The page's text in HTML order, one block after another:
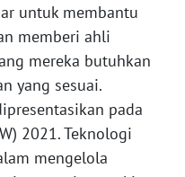
untuk membantu
memberi ahli
mereka butuhkan
yang sesuai.
pada
2021. Teknologi
mengelola